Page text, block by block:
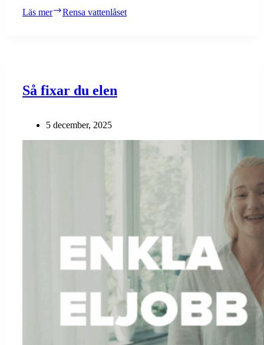
Läs mer Rensa vattenlåset
Så fixar du elen
5 december, 2025